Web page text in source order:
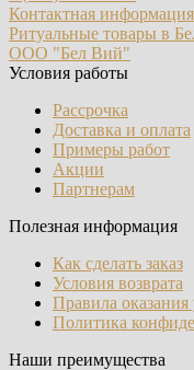
Контактная информация
Ритуальные товары в
ООО "Бел Вий"
Условия работы
Рассрочка
Доставка и оплата
Примеры работ
Акции
Партнерам
Полезная информация
Как сделать заказ
Условия возврата
Правила оказания
Политика
Наши преимущества